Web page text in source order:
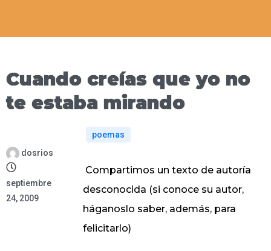
Cuando creías que yo no
te estaba mirando
dosrios
septiembre
24, 2009
poemas
Compartimos un texto de autoría
desconocida (si conoce su autor,
háganoslo saber, además, para
felicitarlo)